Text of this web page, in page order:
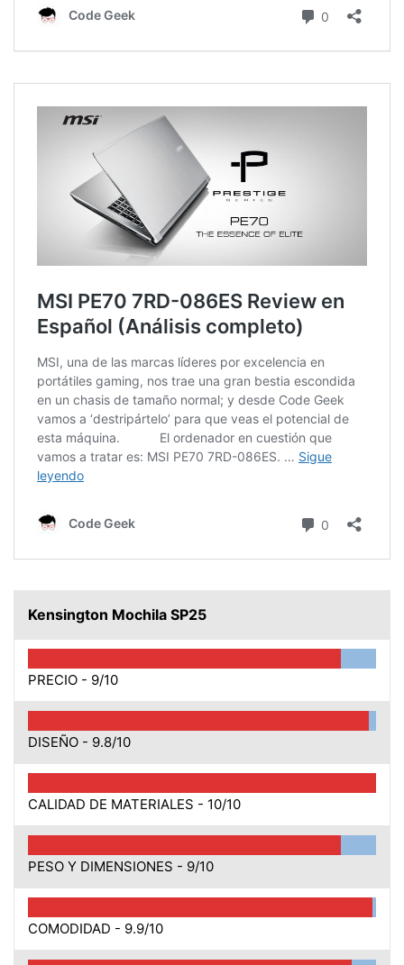
Kensington Mochila SP25
PRECIO - 9/10
DISEÑO - 9.8/10
CALIDAD DE MATERIALES - 10/10
PESO Y DIMENSIONES - 9/10
COMODIDAD - 9.9/10